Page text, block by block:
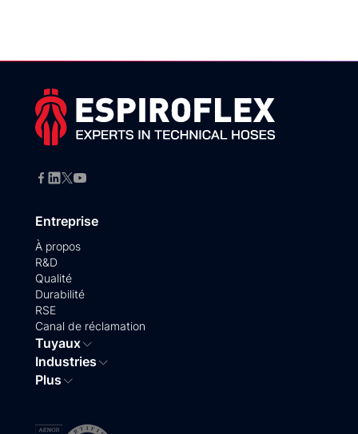
Entreprise
À propos
R&D
Qualité
Durabilité
RSE
Canal de réclamation
Tuyaux
Industries
Plus